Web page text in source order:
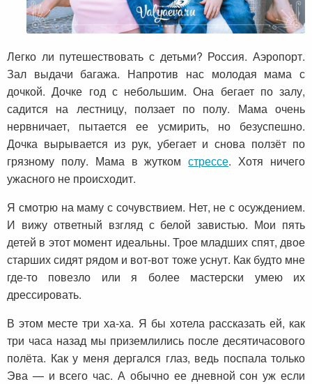
Легко ли путешествовать с детьми? Россия. Аэропорт.
Зал выдачи багажа. Напротив нас молодая мама с
дочкой. Дочке год с небольшим. Она бегает по залу,
садится на лестницу, ползает по полу. Мама очень
нервничает, пытается ее усмирить, но безуспешно.
Дочка вырывается из рук, убегает и снова ползёт по
грязному полу. Мама в жуткомстрессе. Хотя ничего
ужасного не происходит.
Я смотрю на маму с сочувствием. Нет, не с осуждением.
И вижу ответный взгляд с белой завистью. Мои пять
детей в этот момент идеальны. Трое младших спят, двое
старших сидят рядом и вот-вот тоже уснут. Как будто мне
где-то повезло или я более мастерски умею их
дрессировать.
В этом месте три ха-ха. Я бы хотела рассказать ей, как
три часа назад мы приземлились после десятичасового
полёта. Как у меня дергался глаз, ведь поспала только
Эва — и всего час. А обычно ее дневной сон уж если